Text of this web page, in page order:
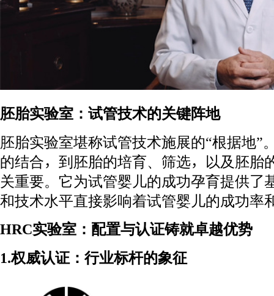
胚胎实验室：试管技术的关键阵地
胚胎实验室堪称试管技术施展的“根据地”
的结合，到胚胎的培育、筛选，以及胚胎
关重要。它为试管婴儿的成功孕育提供了
和技术水平直接影响着试管婴儿的成功率
HRC实验室：配置与认证铸就卓越优势
1.权威认证：行业标杆的象征